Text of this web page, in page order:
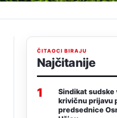
ČITAOCI BIRAJU
Najčitanije
1
Sindikat sudske
krivičnu prijavu
predsednice